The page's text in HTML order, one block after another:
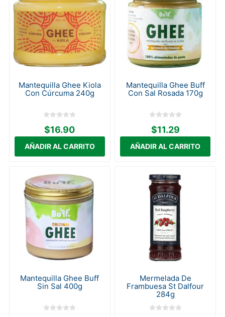
Mantequilla Ghee Kiola
Con Cúrcuma 240g
$16.90
Mantequilla Ghee Buff
Con Sal Rosada 170g
$11.29
Mantequilla Ghee Buff
Sin Sal 400g
Mermelada De
Frambuesa St Dalfour
284g